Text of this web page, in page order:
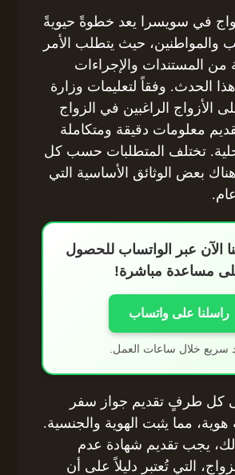
في سويسرا يعد خطوةً حيويةً
والمواطنين، حيث يتطلب الأمر
المستندات والإجراءات
هذا الحدث. وفقاً لتعليمات وزارة
الأزواج الراغبين في الزواج
معلومات دقيقة ومتكاملة
تختلف المتطلبات حسب كل
بعض الوثائق الأساسية التي
الآن عبر الواتساب للحصول
مساعدة مباشرة!
راسلنا على واتساب
سريع خلال ساعات العمل.
كل طرفٍ تقديم جواز سفر
مما يثبت الهوية والجنسية.
يجب تقديم شهادة عدم
التي تُعتبر دليلاً على أن